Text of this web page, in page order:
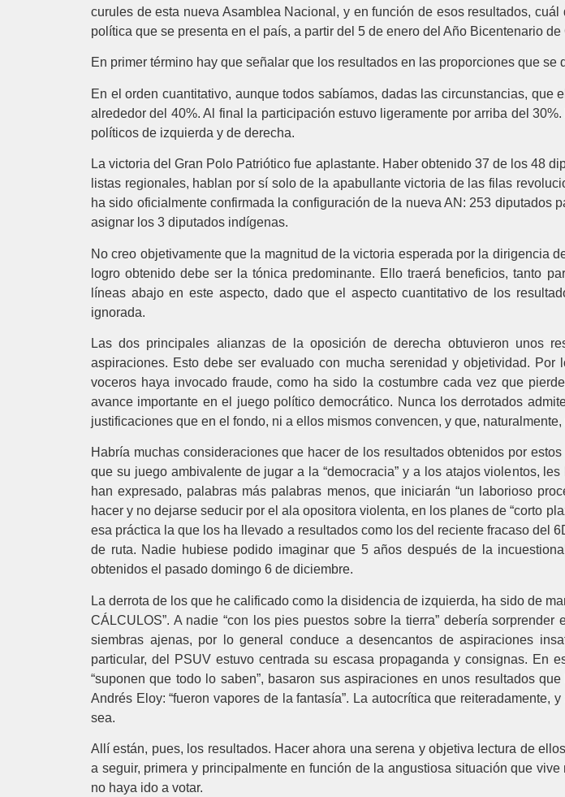
curules de esta nueva Asamblea Nacional, y en función de esos resultados,
política que se presenta en el país, a partir del 5 de enero del Año Bicentenario de
En primer término hay que señalar que los resultados en las proporciones que se
En el orden cuantitativo, aunque todos sabíamos, dadas las circunstancias,
alrededor del 40%. Al final la participación estuvo ligeramente por arriba del
políticos de izquierda y de derecha.
La victoria del Gran Polo Patriótico fue aplastante. Haber obtenido 37 de los 48
listas regionales, hablan por sí solo de la apabullante victoria de las filas
ha sido oficialmente confirmada la configuración de la nueva AN: 253 diputados
asignar los 3 diputados indígenas.
No creo objetivamente que la magnitud de la victoria esperada por la dirigencia
logro obtenido debe ser la tónica predominante. Ello traerá beneficios, tanto
líneas abajo en este aspecto, dado que el aspecto cuantitativo de los
ignorada.
Las dos principales alianzas de la oposición de derecha obtuvieron unos
aspiraciones. Esto debe ser evaluado con mucha serenidad y objetividad.
voceros haya invocado fraude, como ha sido la costumbre cada vez que
avance importante en el juego político democrático. Nunca los derrotados
justificaciones que en el fondo, ni a ellos mismos convencen, y que,
Habría muchas consideraciones que hacer de los resultados obtenidos por
que su juego ambivalente de jugar a la “democracia” y a los atajos violentos,
han expresado, palabras más palabras menos, que iniciarán “un laborioso
hacer y no dejarse seducir por el ala opositora violenta, en los planes de “corto
esa práctica la que los ha llevado a resultados como los del reciente fracaso del
de ruta. Nadie hubiese podido imaginar que 5 años después de la
obtenidos el pasado domingo 6 de diciembre.
La derrota de los que he calificado como la disidencia de izquierda, ha sido de
CÁLCULOS”. A nadie “con los pies puestos sobre la tierra” debería
siembras ajenas, por lo general conduce a desencantos de aspiraciones
particular, del PSUV estuvo centrada su escasa propaganda y consignas. En
“suponen que todo lo saben”, basaron sus aspiraciones en unos resultados
Andrés Eloy: “fueron vapores de la fantasía”. La autocrítica que
sea.
Allí están, pues, los resultados. Hacer ahora una serena y objetiva lectura de
a seguir, primera y principalmente en función de la angustiosa situación que
no haya ido a votar.